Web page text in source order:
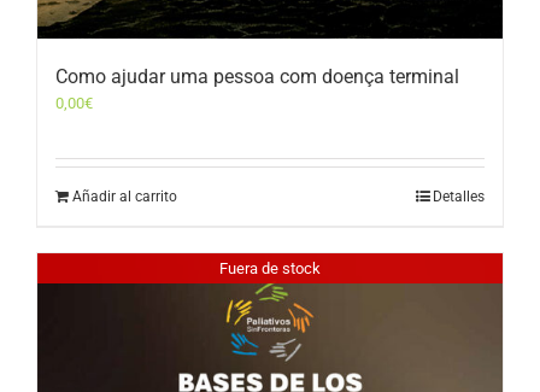
Como ajudar uma pessoa com doença terminal
0,00€
Añadir al carrito Detalles
Fuera de stock